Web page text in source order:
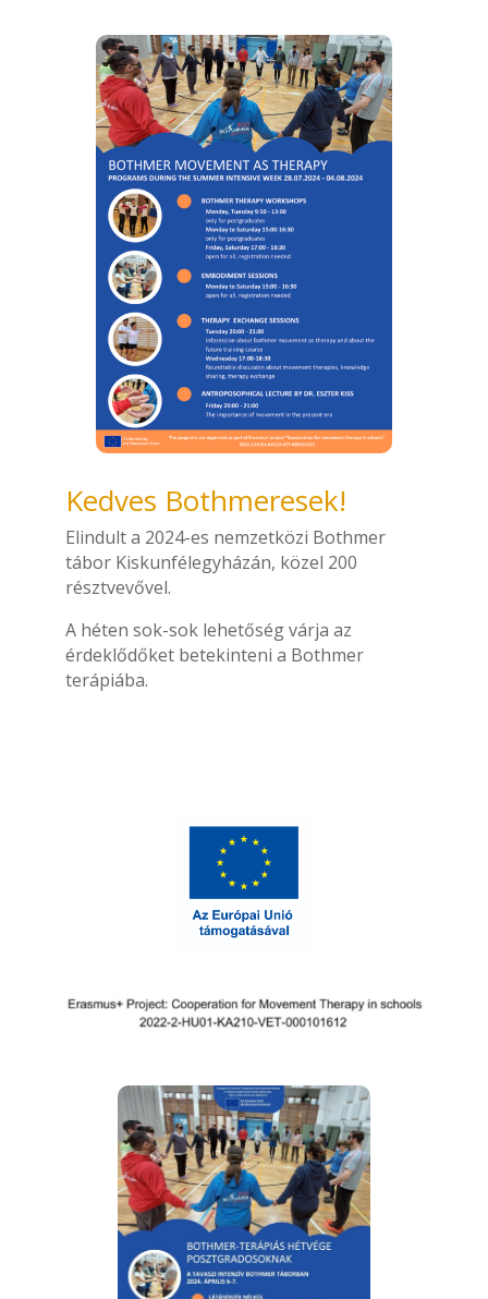
Kedves Bothmeresek!
Elindult a 2024-es nemzetközi Bothmer
tábor Kiskunfélegyházán, közel 200
résztvevővel.
A héten sok-sok lehetőség várja az
érdeklődőket betekinteni a Bothmer
terápiába.